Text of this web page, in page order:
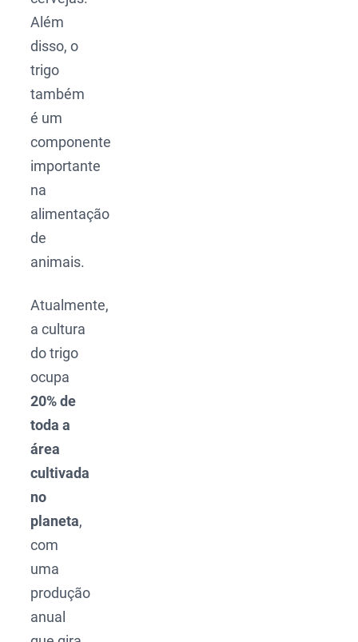
Além
disso, o
trigo
também
é um
componente
importante
na
alimentação
de
animais.
Atualmente,
a cultura
do trigo
ocupa
20% de
toda a
área
cultivada
no
planeta,
com
uma
produção
anual